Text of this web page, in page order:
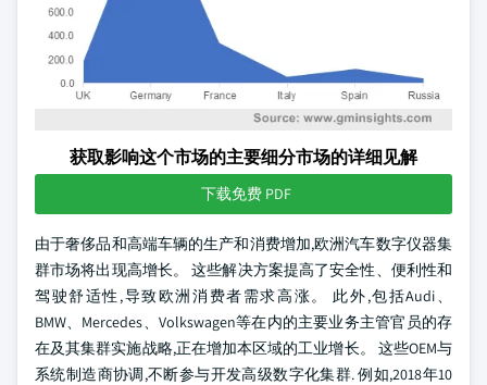
获取影响这个市场的主要细分市场的详细见解
下载免费 PDF
由于奢侈品和高端车辆的生产和消费增加,欧洲汽车数字仪器集
群市场将出现高增长。 这些解决方案提高了安全性、便利性和
驾驶舒适性,导致欧洲消费者需求高涨。 此外,包括Audi、
BMW、Mercedes、Volkswagen等在内的主要业务主管官员的存
在及其集群实施战略,正在增加本区域的工业增长。 这些OEM与
系统制造商协调,不断参与开发高级数字化集群. 例如,2018年10